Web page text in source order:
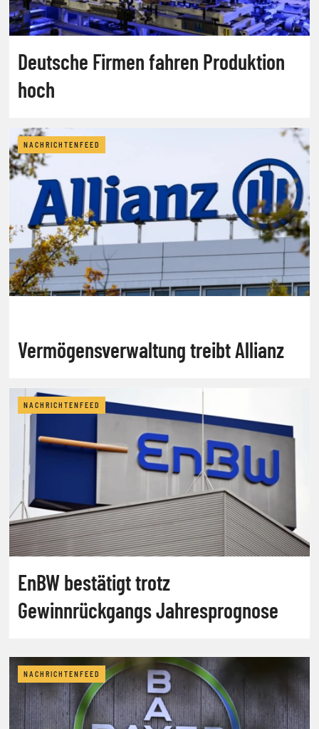
Deutsche Firmen fahren Produktion
hoch
NACHRICHTENFEED
Vermögensverwaltung treibt Allianz
NACHRICHTENFEED
EnBW bestätigt trotz
Gewinnrückgangs Jahresprognose
NACHRICHTENFEED